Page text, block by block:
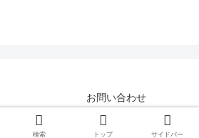
お問い合わせ
2026 LASUMODA.
検索 トップ サイドバー